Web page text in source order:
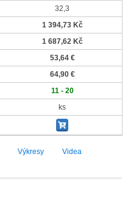
32,3
1 394,73 Kč
1 687,62 Kč
53,64 €
64,90 €
11 - 20
ks
Výkresy Videa